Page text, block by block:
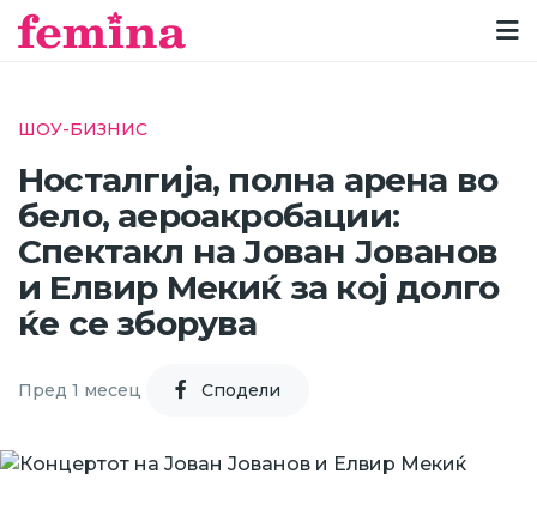
ШОУ-БИЗНИС
Носталгија, полна арена во
бело, аероакробации:
Спектакл на Јован Јованов
и Елвир Мекиќ за кој долго
ќе се зборува
Пред 1 месец Cподели